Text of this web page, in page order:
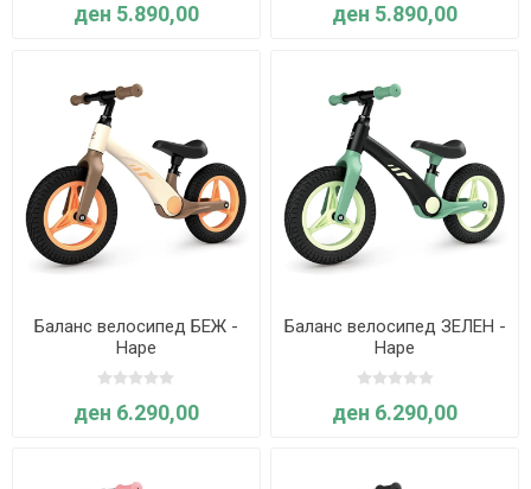
ден 5.890,00 ден 5.890,00
Баланс велосипед БЕЖ -
Hape
ден 6.290,00
Баланс велосипед ЗЕЛЕН -
Hape
ден 6.290,00